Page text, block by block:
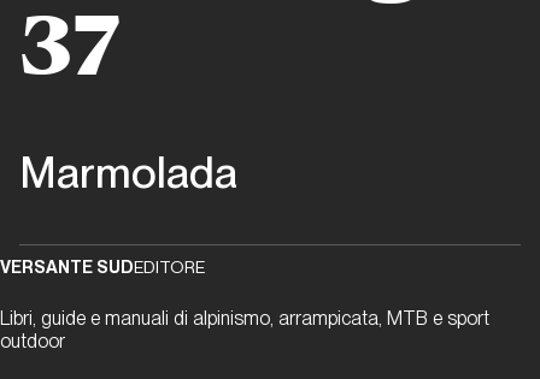
3.0
Regale
solitudine
Dal passato al
presente
37
Marmolada
VERSANTE SUDEDITORE
Libri, guide e manuali di alpinismo, arrampicata, MTB e sport
outdoor